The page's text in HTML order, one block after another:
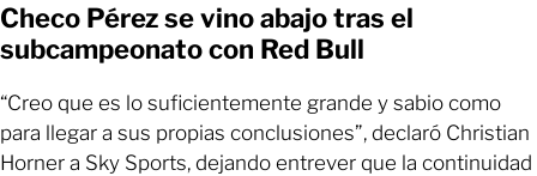
Checo Pérez se vino abajo tras el
subcampeonato con Red Bull
“Creo que es lo suficientemente grande y sabio como
para llegar a sus propias conclusiones”, declaró Christian
Horner a Sky Sports, dejando entrever que la continuidad